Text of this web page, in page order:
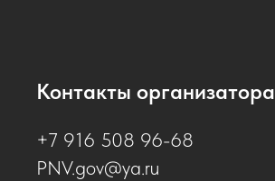
Контакты организатора
+7 916 508 96-68
PNV.gov@ya.ru